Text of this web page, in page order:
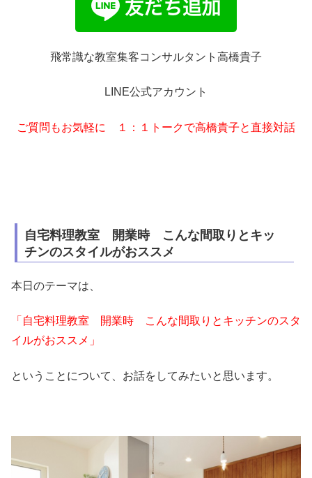
飛常識な教室集客コンサルタント高橋貴子
LINE公式アカウント
ご質問もお気軽に １：１トークで高橋貴子と直接対話
自宅料理教室 開業時 こんな間取りとキッ
チンのスタイルがおススメ
本日のテーマは、
「自宅料理教室 開業時 こんな間取りとキッチンのスタ
イルがおススメ」
ということについて、お話をしてみたいと思います。